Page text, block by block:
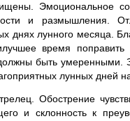
Эмоциональное
и размышления.
днях лунного месяца.
время поправить
быть умеренными.
лунных дней
Обострение
и склонность к